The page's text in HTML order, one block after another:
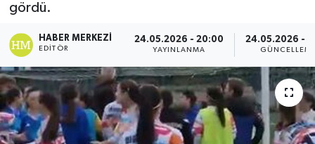
gördü.
HABER MERKEZI
EDITÖR
24.05.2026 - 20:00
YAYINLANMA
24.05.2026 -